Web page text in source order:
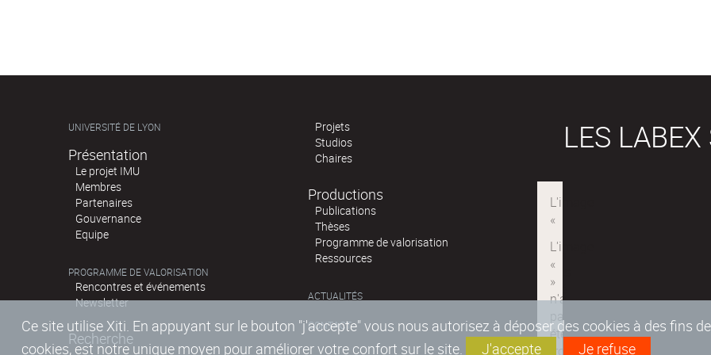
Ce site utilise Xiti. En appuyant sur le bouton "j'accepte" vous nous autorisez à déposer des cookies à des fins
cookies, est notre unique moyen pour améliorer votre confort sur le site.
J'accepte Je refuse
UNIVERSITÉ DE LYON
Présentation
Le projet IMU
Membres
Partenaires
Gouvernance
Equipe
PROGRAMME DE VALORISATION
Rencontres et événements
Newsletter
Recherche
Projets
Studios
Chaires
Productions
Publications
Thèses
Programme de valorisation
Ressources
ACTUALITÉS
CONTACT
LES